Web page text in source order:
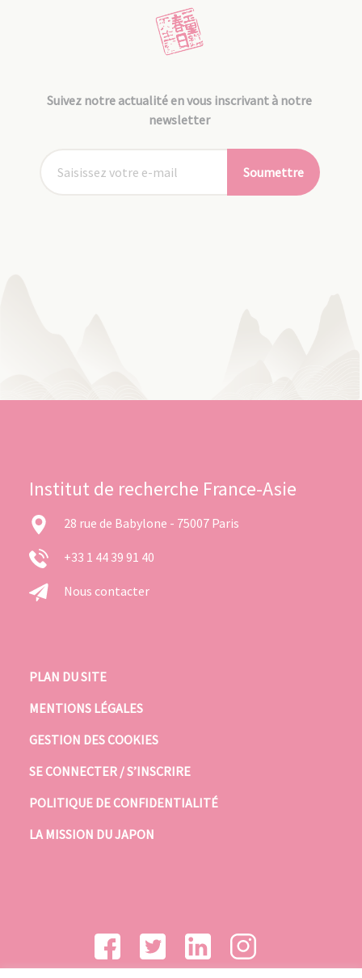
Suivez notre actualité en vous inscrivant à notre
newsletter
Soumettre
Institut de recherche France-Asie
28 rue de Babylone - 75007 Paris
+33 1 44 39 91 40
Nous contacter
PLAN DU SITE
MENTIONS LÉGALES
GESTION DES COOKIES
SE CONNECTER / S’INSCRIRE
POLITIQUE DE CONFIDENTIALITÉ
LA MISSION DU JAPON